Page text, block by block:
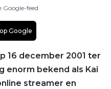
feed
Google
16 december 2001 ter
enorm bekend als Kai
streamer en